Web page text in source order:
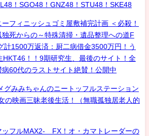
！SGO48！GNZ48！STU48！SKE48
フィニッシュゴミ屋敷補完計画 ＜必殺！
死からの～特殊清掃・遺品整理への道F
計1500万返済：厨二病借金3500万円！う
HKT46！！9期研究生、最後のサイト！全
60代のラストサイト絶賛！公開中
グみみちゃんのニートッフルステーション
の映画三昧老後生活！（無職孤独居老人的
ッフルMAX2- FX！オ・カマトレーダーの